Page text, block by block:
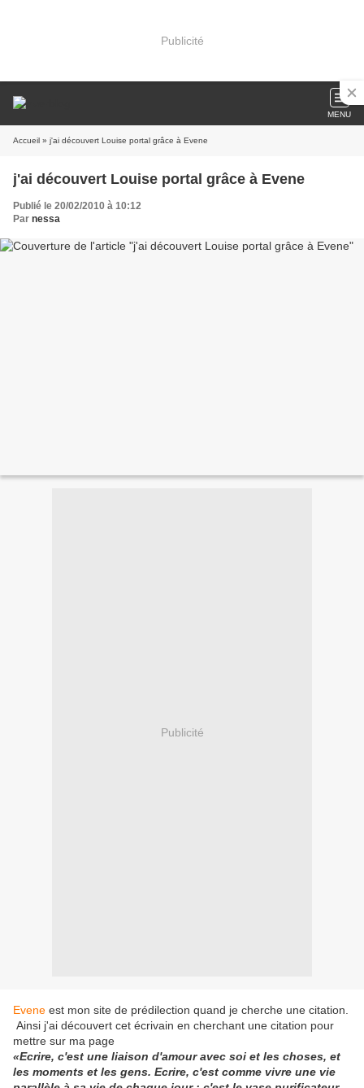
Publicité
MENU
Accueil » j'ai découvert Louise portal grâce à Evene
j'ai découvert Louise portal grâce à Evene
Publié le 20/02/2010 à 10:12
Par nessa
Publicité
Evene est mon site de prédilection quand je cherche une citation.
Ainsi j'ai découvert cet écrivain en cherchant une citation pour
mettre sur ma page
«Ecrire, c'est une liaison d'amour avec soi et les choses, et
les moments et les gens. Ecrire, c'est comme vivre une vie